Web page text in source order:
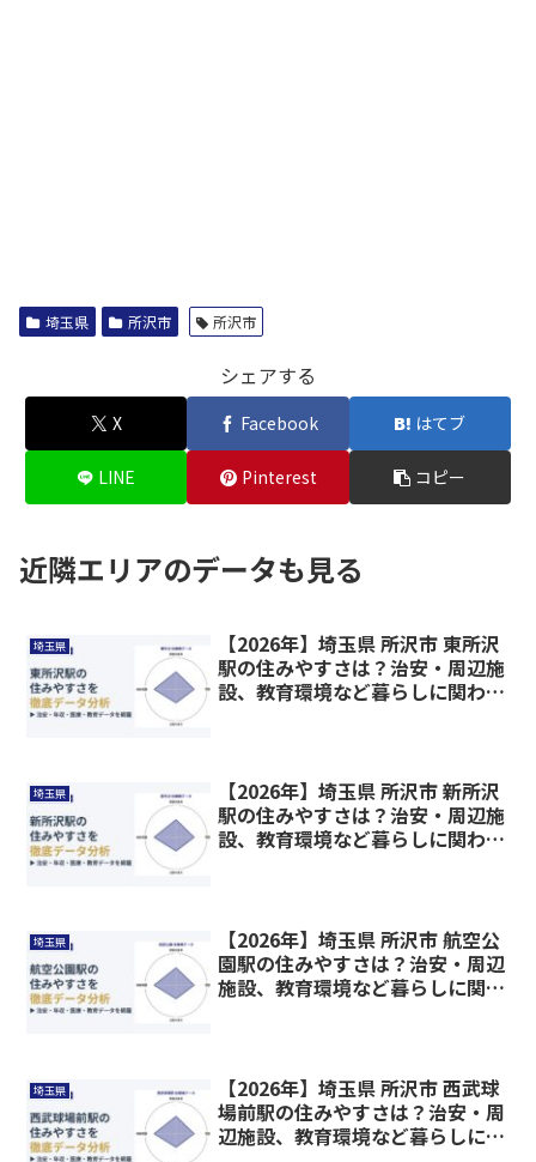
埼玉県 所沢市 所沢市
シェアする
X Facebook はてブ
LINE Pinterest コピー
近隣エリアのデータも見る
埼玉県
【2026年】埼玉県 所沢市 東所沢
駅の住みやすさは？治安・周辺施
設、教育環境など暮らしに関わる
埼玉県
【2026年】埼玉県 所沢市 新所沢
駅の住みやすさは？治安・周辺施
設、教育環境など暮らしに関わる
埼玉県
【2026年】埼玉県 所沢市 航空公
園駅の住みやすさは？治安・周辺
施設、教育環境など暮らしに関わ
埼玉県
【2026年】埼玉県 所沢市 西武球
場前駅の住みやすさは？治安・周
辺施設、教育環境など暮らしに関